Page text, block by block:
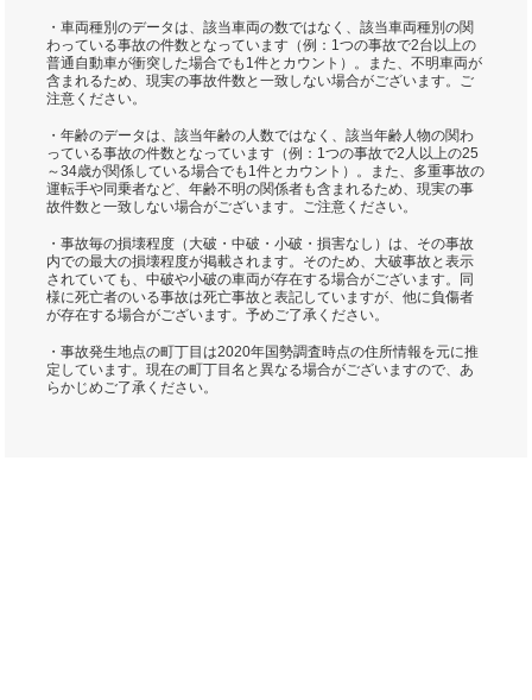
・車両種別のデータは、該当車両の数ではなく、該当車両種別の関
わっている事故の件数となっています（例：1つの事故で2台以上の
普通自動車が衝突した場合でも1件とカウント）。また、不明車両が
含まれるため、現実の事故件数と一致しない場合がございます。ご
注意ください。
・年齢のデータは、該当年齢の人数ではなく、該当年齢人物の関わ
っている事故の件数となっています（例：1つの事故で2人以上の25
～34歳が関係している場合でも1件とカウント）。また、多重事故の
運転手や同乗者など、年齢不明の関係者も含まれるため、現実の事
故件数と一致しない場合がございます。ご注意ください。
・事故毎の損壊程度（大破・中破・小破・損害なし）は、その事故
内での最大の損壊程度が掲載されます。そのため、大破事故と表示
されていても、中破や小破の車両が存在する場合がございます。同
様に死亡者のいる事故は死亡事故と表記していますが、他に負傷者
が存在する場合がございます。予めご了承ください。
・事故発生地点の町丁目は2020年国勢調査時点の住所情報を元に推
定しています。現在の町丁目名と異なる場合がございますので、あ
らかじめご了承ください。